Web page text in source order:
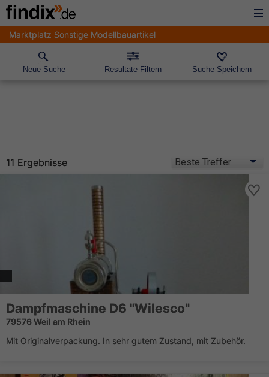
Marktplatz Sonstige Modellbauartikel
Neue Suche Resultate Filtern Suche Speichern
11 Ergebnisse
Dampfmaschine D6 "Wilesco"
79576 Weil am Rhein
Mit Originalverpackung. In sehr gutem Zustand, mit Zubehör.